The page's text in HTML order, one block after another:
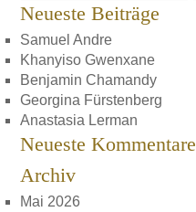
Neueste Beiträge
Samuel Andre
Khanyiso Gwenxane
Benjamin Chamandy
Georgina Fürstenberg
Anastasia Lerman
Neueste Kommentare
Archiv
Mai 2026